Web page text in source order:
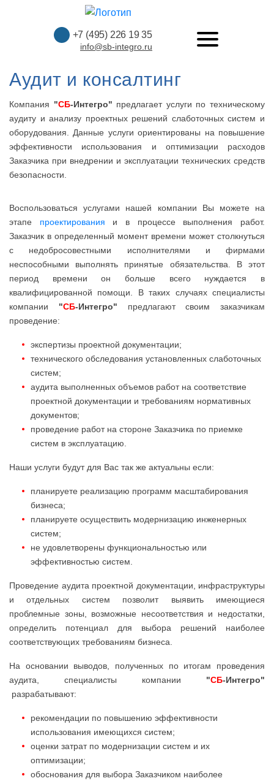
+7 (495) 226 19 35
info@sb-integro.ru
Аудит и консалтинг
Компания "СБ-Интегро" предлагает услуги по техническому
аудиту и анализу проектных решений слаботочных систем и
оборудования. Данные услуги ориентированы на повышение
эффективности использования и оптимизации расходов
Заказчика при внедрении и эксплуатации технических средств
безопасности.
Воспользоваться услугами нашей компании Вы можете на
этапе проектирования и в процессе выполнения работ.
Заказчик в определенный момент времени может столкнуться
с недобросовестными исполнителями и фирмами
неспособными выполнять принятые обязательства. В этот
период времени он больше всего нуждается в
квалифицированной помощи. В таких случаях специалисты
компании "СБ-Интегро" предлагают своим заказчикам
проведение:
экспертизы проектной документации;
технического обследования установленных слаботочных
систем;
аудита выполненных объемов работ на соответствие
проектной документации и требованиям нормативных
документов;
проведение работ на стороне Заказчика по приемке
систем в эксплуатацию.
Наши услуги будут для Вас так же актуальны если:
планируете реализацию программ масштабирования
бизнеса;
планируете осуществить модернизацию инженерных
систем;
не удовлетворены функциональностью или
эффективностью систем.
Проведение аудита проектной документации, инфраструктуры
и отдельных систем позволит выявить имеющиеся
проблемные зоны, возможные несоответствия и недостатки,
определить потенциал для выбора решений наиболее
соответствующих требованиям бизнеса.
На основании выводов, полученных по итогам проведения
аудита, специалисты компании "СБ-Интегро"
разрабатывают:
рекомендации по повышению эффективности
использования имеющихся систем;
оценки затрат по модернизации систем и их
оптимизации;
обоснования для выбора Заказчиком наиболее